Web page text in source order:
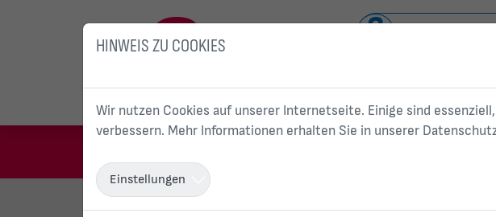
Sie sind hier: Start Unser Unternehmen Aktuelles
HINWEIS ZU COOKIES
Wir nutzen Cookies auf unserer Internetseite. Einige sind
verbessern. Mehr Informationen erhalten Sie in unserer
Einstellungen